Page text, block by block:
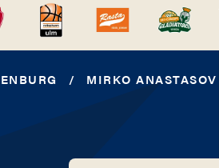
/ MIRKO ANASTASOV